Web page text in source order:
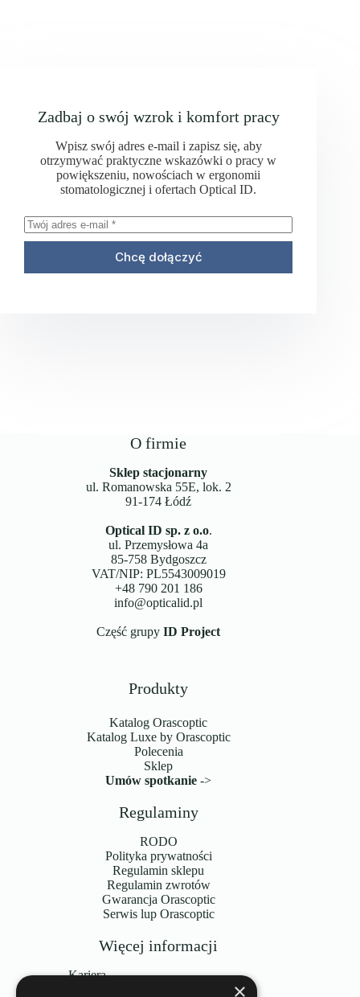
Zadbaj o swój wzrok i komfort pracy
Wpisz swój adres e-mail i zapisz się, aby
otrzymywać praktyczne wskazówki o pracy w
powiększeniu, nowościach w ergonomii
stomatologicznej i ofertach Optical ID.
Chcę dołączyć
O firmie
Sklep stacjonarny
ul. Romanowska 55E, lok. 2
91-174 Łódź
Optical ID sp. z o.o.
ul. Przemysłowa 4a
85-758 Bydgoszcz
VAT/NIP: PL5543009019
+48 790 201 186
info@opticalid.pl
Część grupyID Project
Produkty
Katalog Orascoptic
Katalog Luxe by Orascoptic
Polecenia
Sklep
Umów spotkanie ->
Regulaminy
RODO
Polityka prywatności
Regulamin sklepu
Regulamin zwrotów
Gwarancja Orascoptic
Serwis lup Orascoptic
Więcej informacji
Kariera
×